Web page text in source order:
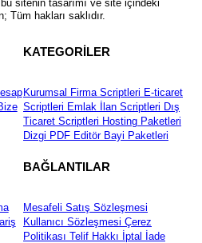
sitenin tasarımı ve site içindeki
Tüm hakları saklıdır.
KATEGORİLER
Kurumsal Firma Scriptleri E-ticaret
Scriptleri Emlak İlan Scriptleri Dış
Ticaret Scriptleri Hosting Paketleri
Dizgi PDF EditörBayi Paketleri
BAĞLANTILAR
Mesafeli Satış Sözleşmesi
Kullanıcı Sözleşmesi Çerez
Politikası Telif Hakkı İptal İade